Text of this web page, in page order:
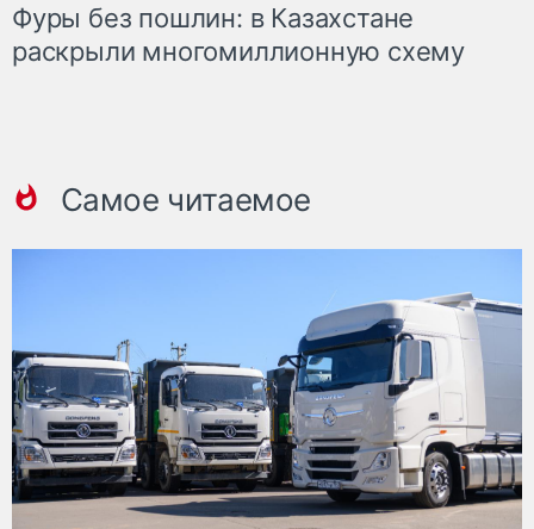
Фуры без пошлин: в Казахстане
раскрыли многомиллионную схему
Самое читаемое